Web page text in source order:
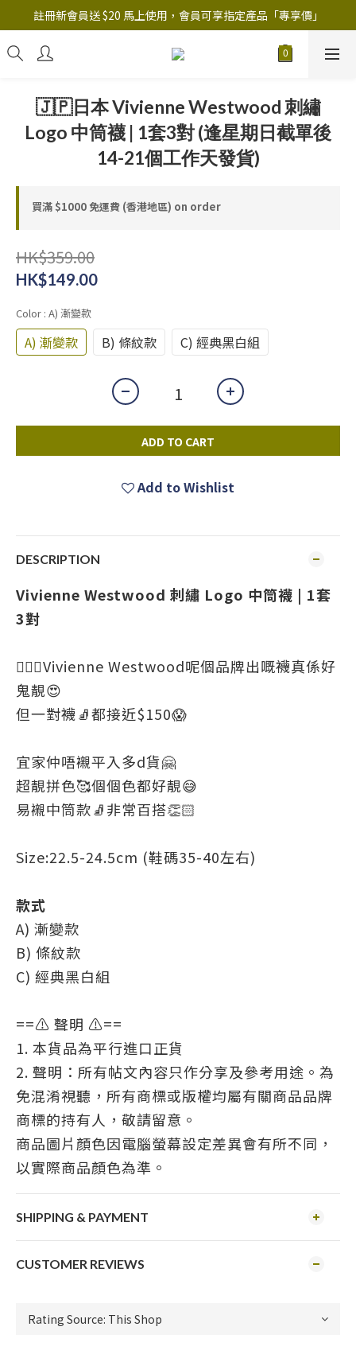
註冊新會員送 $20 馬上使用，會員可享指定產品「​專享價」
註冊新會員送 $20 馬上使用，會員可享指定產品「​專享價」
B.Y.O.B Mask Collection 任選優惠: 4件9折
🇯🇵日本 Vivienne Westwood 刺繡
Logo 中筒襪 | 1套3對 (逢星期日截單後
14-21個工作天發貨)
買滿 $1000 免運費 (香港地區) on order
HK$359.00
HK$149.00
Color : A) 漸變款
A) 漸變款 B) 條紋款 C) 經典黑白組
ADD TO CART
Add to Wishlist
DESCRIPTION
Vivienne Westwood 刺繡 Logo 中筒襪 | 1套
3對
💁🏻‍♀️Vivienne Westwood呢個品牌出嘅襪真係好
鬼靚😍
但一對襪🧦都接近$150😱
宜家仲唔襯平入多d貨🤗
超靚拼色🥰個個色都好靚😅
易襯中筒款🧦非常百搭👏🏻
Size:22.5-24.5cm (鞋碼35-40左右)
款式
A) 漸變款
B) 條紋款
C) 經典黑白組
==⚠️ 聲明 ⚠️==
1. 本貨品為平行進口正貨
2. 聲明：所有帖文內容只作分享及參考用途。為
免混淆視聽，所有商標或版權均屬有關商品品牌
商標的持有人，敬請留意。
商品圖片顏色因電腦螢幕設定差異會有所不同，
以實際商品顏色為準。
SHIPPING & PAYMENT
CUSTOMER REVIEWS